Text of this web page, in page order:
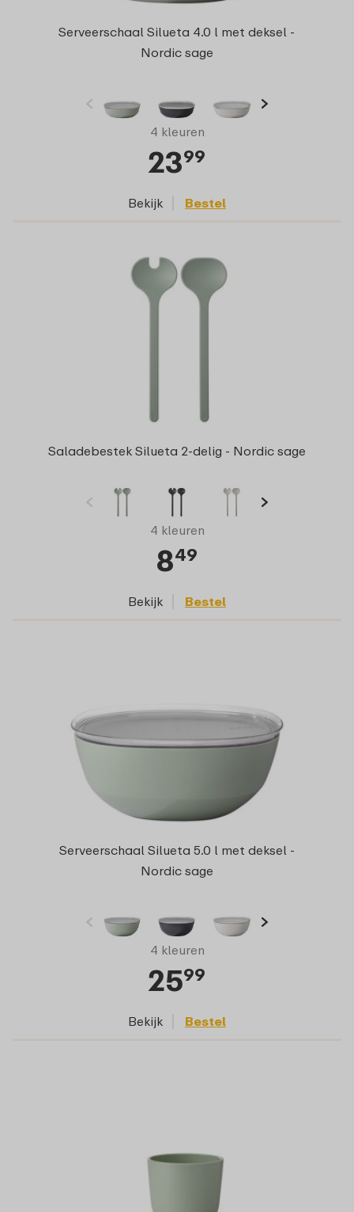
Serveerschaal Silueta 4.0 l met deksel -
Nordic sage
4 kleuren
2399
Bekijk Bestel
Saladebestek Silueta 2-delig - Nordic sage
4 kleuren
849
Bekijk Bestel
Serveerschaal Silueta 5.0 l met deksel -
Nordic sage
4 kleuren
2599
Bekijk Bestel